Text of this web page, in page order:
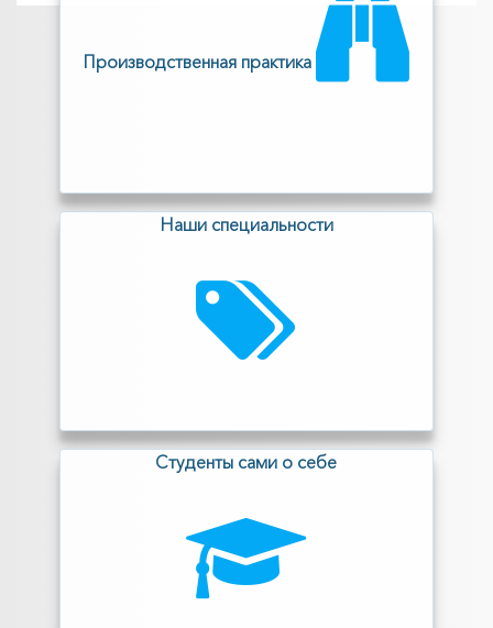
Производственная практика
Наши специальности
Cтуденты сами о себе